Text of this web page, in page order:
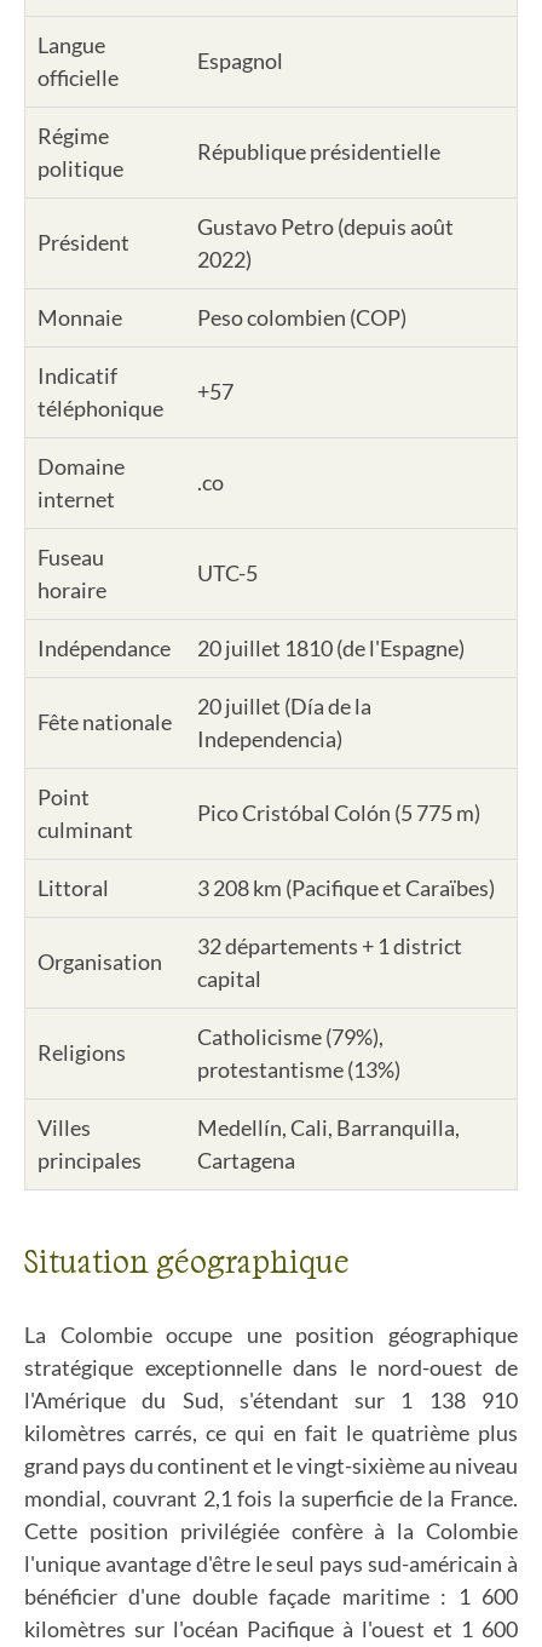
Langue
officielle
Espagnol
Régime
politique
République présidentielle
Président
Gustavo Petro (depuis août
2022)
Monnaie Peso colombien (COP)
Indicatif
téléphonique
+57
Domaine
internet
.co
Fuseau
horaire
UTC-5
Indépendance 20 juillet 1810 (de l'Espagne)
Fête nationale
20 juillet (Día de la
Independencia)
Point
culminant
Pico Cristóbal Colón (5 775 m)
Littoral 3 208 km (Pacifique et Caraïbes)
Organisation
32 départements + 1 district
capital
Religions
Catholicisme (79%),
protestantisme (13%)
Villes
principales
Medellín, Cali, Barranquilla,
Cartagena
Situation géographique
La Colombie occupe une position géographique
stratégique exceptionnelle dans le nord-ouest de
l'Amérique du Sud, s'étendant sur 1 138 910
kilomètres carrés, ce qui en fait le quatrième plus
grand pays du continent et le vingt-sixième au niveau
mondial, couvrant 2,1 fois la superficie de la France.
Cette position privilégiée confère à la Colombie
l'unique avantage d'être le seul pays sud-américain à
bénéficier d'une double façade maritime : 1 600
kilomètres sur l'océan Pacifique à l'ouest et 1 600